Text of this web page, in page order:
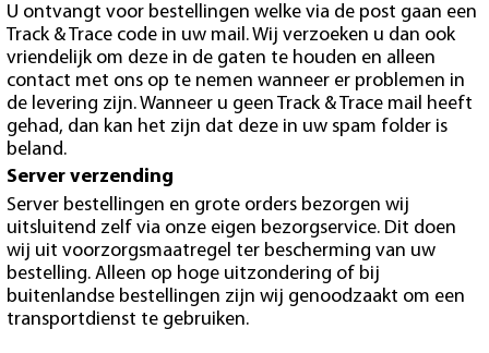
U ontvangt voor bestellingen welke via de post gaan een
Track & Trace code in uw mail. Wij verzoeken u dan ook
vriendelijk om deze in de gaten te houden en alleen
contact met ons op te nemen wanneer er problemen in
de levering zijn. Wanneer u geen Track & Trace mail heeft
gehad, dan kan het zijn dat deze in uw spam folder is
beland.
Server verzending
Server bestellingen en grote orders bezorgen wij
uitsluitend zelf via onze eigen bezorgservice. Dit doen
wij uit voorzorgsmaatregel ter bescherming van uw
bestelling. Alleen op hoge uitzondering of bij
buitenlandse bestellingen zijn wij genoodzaakt om een
transportdienst te gebruiken.